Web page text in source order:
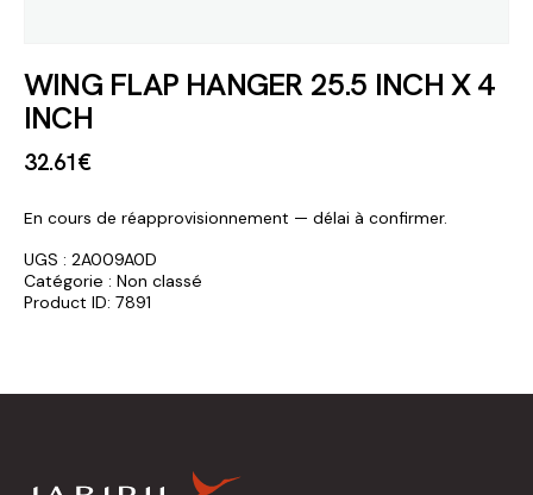
WING FLAP HANGER 25.5 INCH X 4
INCH
32.61€
En cours de réapprovisionnement — délai à confirmer.
UGS : 2A009A0D
Catégorie : Non classé
Product ID: 7891